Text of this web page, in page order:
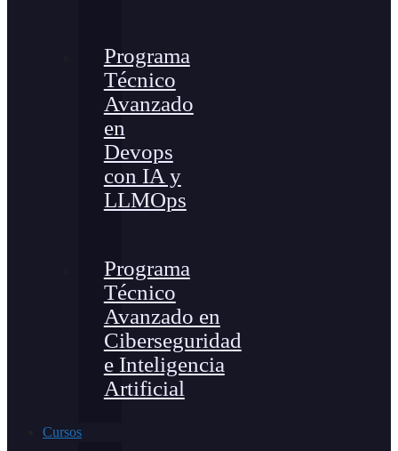
Programa
Técnico
Avanzado
en
Devops
con IA y
LLMOps
Programa
Técnico
Avanzado en
Ciberseguridad
e Inteligencia
Artificial
Cursos